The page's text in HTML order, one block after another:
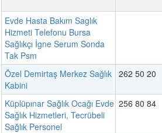
Evde Hasta Bakım Saglık
Hizmeti Telefonu Bursa
Sağlıkçı İgne Serum Sonda
Tak Psm
Özel Demirtaş Merkez Sağlık
Kabini
262 50 20
Küplüpınar Sağlık Ocağı Evde
Sağlık Hizmetleri, Tecrübeli
Sağlık Personel
256 80 84